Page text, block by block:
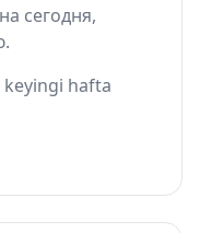
сегодня,
hafta